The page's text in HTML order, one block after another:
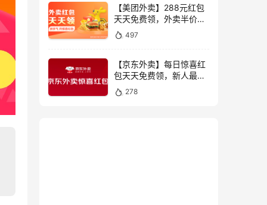
【美团外卖】288元红包
天天免费领，外卖半价神
券限时抢
497
【京东外卖】每日惊喜红
包天天免费领，新人最高
叠加领55元外卖券限时抢
278